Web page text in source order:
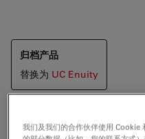
归档产品
替换为 UC Enuity
我们及我们的合作伙伴使用 Cookie